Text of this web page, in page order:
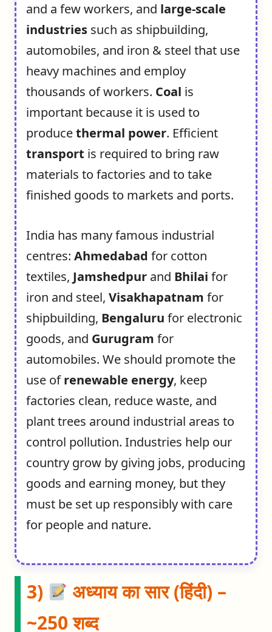
and a few workers, and large-scale
industries such as shipbuilding,
automobiles, and iron & steel that use
heavy machines and employ
thousands of workers. Coal is
important because it is used to
producethermal power. Efficient
transport is required to bring raw
materials to factories and to take
finished goods to markets and ports.
India has many famous industrial
centres: Ahmedabad for cotton
textiles, Jamshedpur and Bhilai for
iron and steel, Visakhapatnam for
shipbuilding, Bengaluru for electronic
goods, and Gurugram for
automobiles. We should promote the
use ofrenewable energy, keep
factories clean, reduce waste, and
plant trees around industrial areas to
control pollution. Industries help our
country grow by giving jobs, producing
goods and earning money, but they
must be set up responsibly with care
for people and nature.
3)
अध्याय का सार (हिंदी) –
~250 शब्द